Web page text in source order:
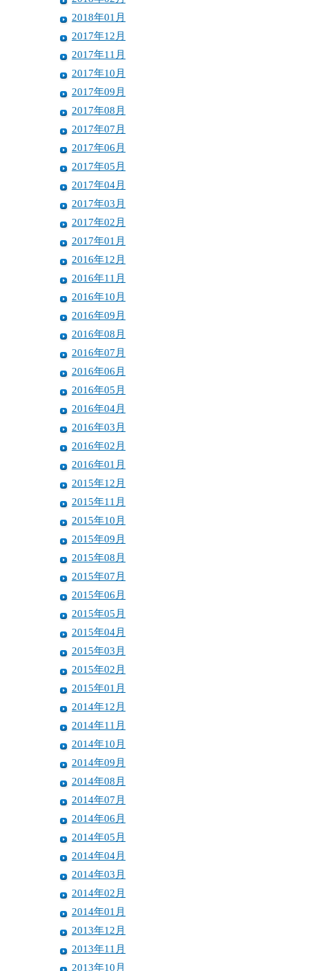
2018年01月
2017年12月
2017年11月
2017年10月
2017年09月
2017年08月
2017年07月
2017年06月
2017年05月
2017年04月
2017年03月
2017年02月
2017年01月
2016年12月
2016年11月
2016年10月
2016年09月
2016年08月
2016年07月
2016年06月
2016年05月
2016年04月
2016年03月
2016年02月
2016年01月
2015年12月
2015年11月
2015年10月
2015年09月
2015年08月
2015年07月
2015年06月
2015年05月
2015年04月
2015年03月
2015年02月
2015年01月
2014年12月
2014年11月
2014年10月
2014年09月
2014年08月
2014年07月
2014年06月
2014年05月
2014年04月
2014年03月
2014年02月
2014年01月
2013年12月
2013年11月
2013年10月